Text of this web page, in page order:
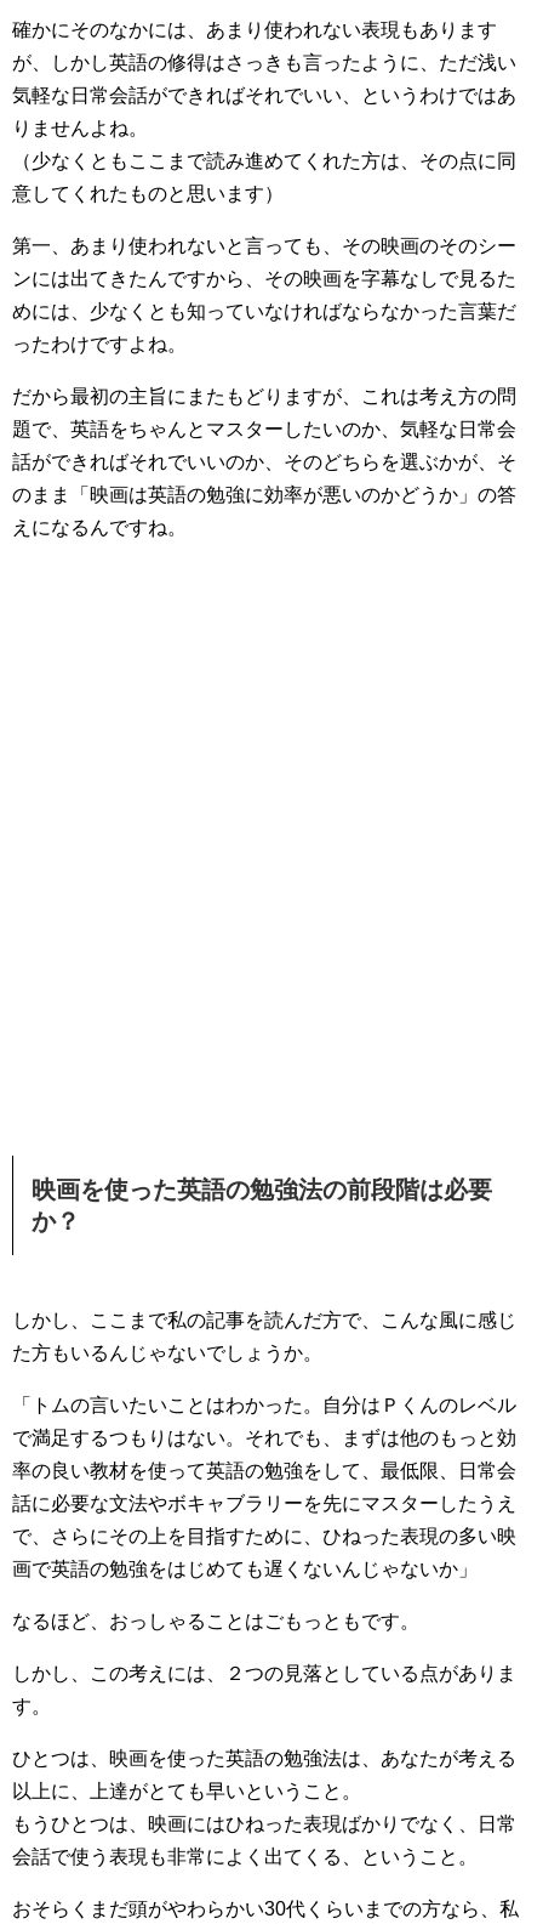
確かにそのなかには、あまり使われない表現もあります
が、しかし英語の修得はさっきも言ったように、ただ浅い
気軽な日常会話ができればそれでいい、というわけではあ
りませんよね。
（少なくともここまで読み進めてくれた方は、その点に同
意してくれたものと思います）
第一、あまり使われないと言っても、その映画のそのシー
ンには出てきたんですから、その映画を字幕なしで見るた
めには、少なくとも知っていなければならなかった言葉だ
ったわけですよね。
だから最初の主旨にまたもどりますが、これは考え方の問
題で、英語をちゃんとマスターしたいのか、気軽な日常会
話ができればそれでいいのか、そのどちらを選ぶかが、そ
のまま「映画は英語の勉強に効率が悪いのかどうか」の答
えになるんですね。
映画を使った英語の勉強法の前段階は必要
か？
しかし、ここまで私の記事を読んだ方で、こんな風に感じ
た方もいるんじゃないでしょうか。
「トムの言いたいことはわかった。自分はＰくんのレベル
で満足するつもりはない。それでも、まずは他のもっと効
率の良い教材を使って英語の勉強をして、最低限、日常会
話に必要な文法やボキャブラリーを先にマスターしたうえ
で、さらにその上を目指すために、ひねった表現の多い映
画で英語の勉強をはじめても遅くないんじゃないか」
なるほど、おっしゃることはごもっともです。
しかし、この考えには、２つの見落としている点がありま
す。
ひとつは、映画を使った英語の勉強法は、あなたが考える
以上に、上達がとても早いということ。
もうひとつは、映画にはひねった表現ばかりでなく、日常
会話で使う表現も非常によく出てくる、ということ。
おそらくまだ頭がやわらかい30代くらいまでの方なら、私